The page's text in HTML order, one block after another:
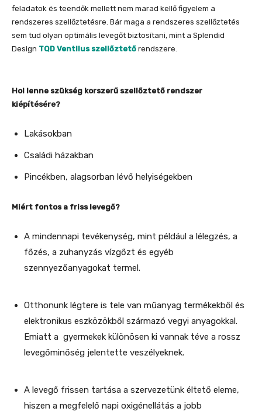
feladatok és teendők mellett nem marad kellő figyelem a
rendszeres szellőztetésre. Bár maga a rendszeres szellőztetés
sem tud olyan optimális levegőt biztosítani, mint a Splendid
Design TQD Ventilus szellőztető rendszere.
Hol lenne szükség korszerű szellőztető rendszer
kiépítésére?
Lakásokban
Családi házakban
Pincékben, alagsorban lévő helyiségekben
Miért fontos a friss levegő?
A mindennapi tevékenység, mint például a lélegzés, a
főzés, a zuhanyzás vízgőzt és egyéb
szennyezőanyagokat termel.
Otthonunk légtere is tele van műanyag termékekből és
elektronikus eszközökből származó vegyi anyagokkal.
Emiatt a gyermekek különösen ki vannak téve a rossz
levegőminőség jelentette veszélyeknek.
A levegő frissen tartása a szervezetünk éltető eleme,
hiszen a megfelelő napi oxigénellátás a jobb